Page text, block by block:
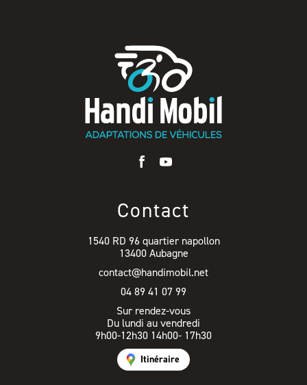
Contact
1540 RD 96 quartier napollon
13400 Aubagne
contact@handimobil.net
04 89 41 07 99
Sur rendez-vous
Du lundi au vendredi
9h00-12h30 14h00- 17h30
Itinéraire